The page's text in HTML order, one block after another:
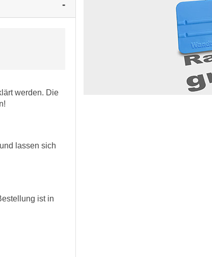
werden. Die
lassen sich
ist in